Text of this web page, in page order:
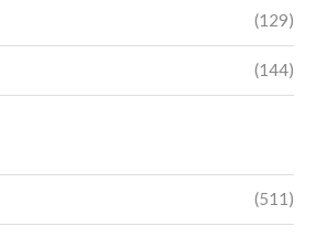
(129)
(144)
(511)